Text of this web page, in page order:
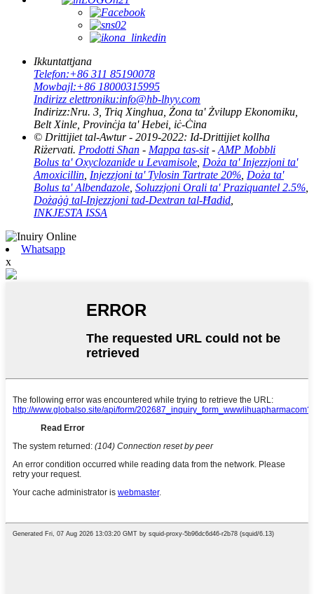
Ikkuntattjana
Telefon:+86 311 85190078
Mowbajl:+86 18000315995
Indirizz elettroniku:info@hb-lhyy.com
Indirizz:Nru. 3, Triq Xinghua, Żona ta' Żvilupp Ekonomiku,
Belt Xinle, Provinċja ta' Hebei, iċ-Ċina
© Drittijiet tal-Awtur - 2019-2022: Id-Drittijiet kollha
Riżervati. Prodotti Sħan - Mappa tas-sit- AMP Mobbli
Bolus ta' Oxyclozanide u Levamisole Doża ta' Injezzjoni ta'
Amoxicillin Injezzjoni ta' Tylosin Tartrate 20% Doża ta'
Bolus ta' Albendazole Soluzzjoni Orali ta' Praziquantel 2.5%
Dożaġġ tal-Injezzjoni tad-Dextran tal-Ħadid
INKJESTA ISSA
Whatsapp
x